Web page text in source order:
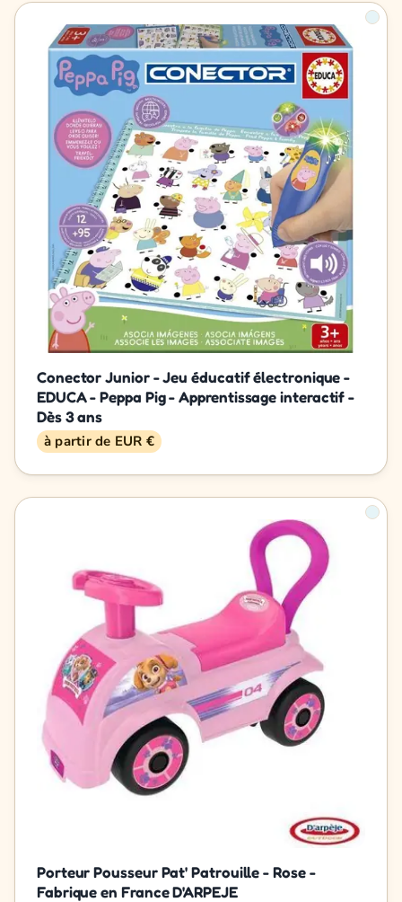
Conector Junior - Jeu éducatif électronique -
EDUCA - Peppa Pig - Apprentissage interactif -
Dès 3 ans
à partir de EUR €
Porteur Pousseur Pat' Patrouille - Rose -
Fabrique en France D'ARPEJE